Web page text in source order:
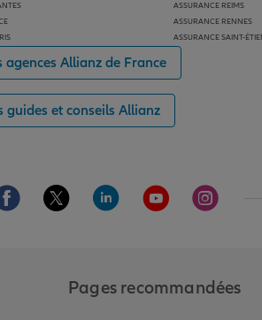
ASSURANCE REIMS
ASSURANCE RENNES
ASSURANCE SAINT-
agences Allianz de France
guides et conseils Allianz
Aller sur la page Facebook de Allianz
Aller sur la page Twitter de Allianz
Aller sur la page Linkedin
Aller sur la page
Aller sur
Pages recommandées